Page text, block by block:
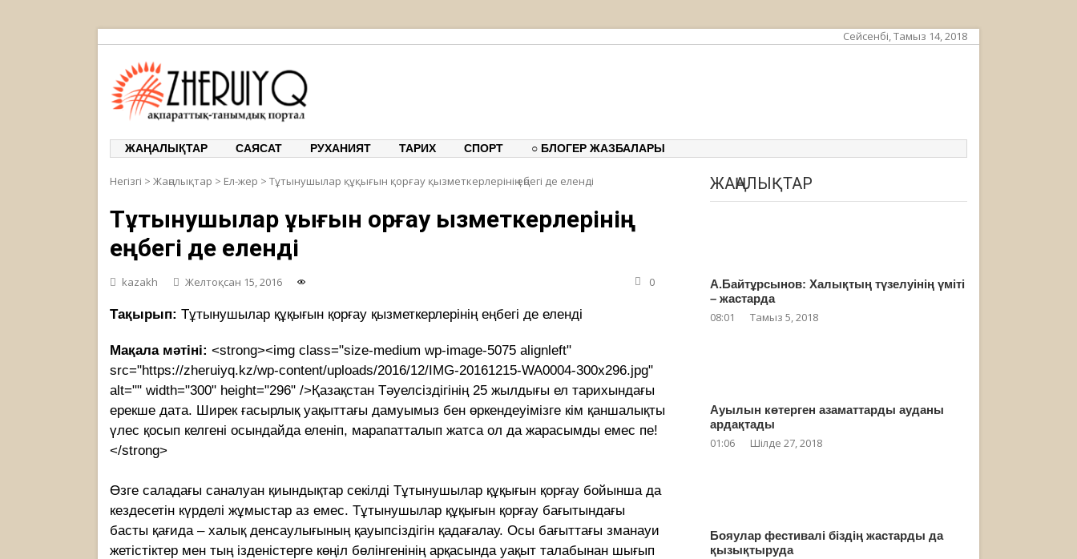
Сейсенбі, Тамыз 14, 2018
ЖАҢАЛЫҚТАР САЯСАТ РУХАНИЯТ ТАРИХ СПОРТ ○ БЛОГЕР ЖАЗБАЛАРЫ
Негізгі > Жаңалықтар > Ел-жер > Тұтынушылар құқығын қорғау қызметкерлерінің еңбегі де еленді
Тұтынушылар құқығын қорғау қызметкерлерінің
еңбегі де еленді
kazakh Желтоқсан 15, 2016 0
Тақырып: Тұтынушылар құқығын қорғау қызметкерлерінің еңбегі де еленді
Мақала мәтіні: <strong><img class="size-medium wp-image-5075 alignleft"
src="https://zheruiyq.kz/wp-content/uploads/2016/12/IMG-20161215-WA0004-300x296.jpg"
alt="" width="300" height="296" />Қазақстан Тәуелсіздігінің 25 жылдығы ел тарихындағы
ерекше дата. Ширек ғасырлық уақыттағы дамуымыз бен өркендеуімізге кім қаншалықты
үлес қосып келгені осындайда еленіп, марапатталып жатса ол да жарасымды емес пе!
</strong>
Өзге саладағы саналуан қиындықтар секілді Тұтынушылар құқығын қорғау бойынша да
кездесетін күрделі жұмыстар аз емес. Тұтынушылар құқығын қорғау бағытындағы
басты қағида – халық денсаулығының қауыпсіздігін қадағалау. Осы бағыттағы зманауи
жетістіктер мен тың ізденістерге көңіл бөлінгенінің арқасында уақыт талабынан шығып
ЖАҢАЛЫҚТАР
А.Байтұрсынов: Халықтың түзелуінің үміті
– жастарда
08:01 Тамыз 5, 2018
Ауылын көтерген азаматтарды ауданы
ардақтады
01:06 Шілде 27, 2018
Бояулар фестивалі біздің жастарды да
қызықтыруда